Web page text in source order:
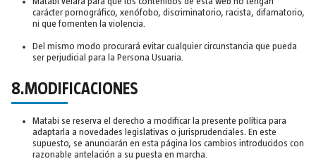
carácter pornográfico, xenófobo, discriminatorio, racista, difamatorio,
ni que fomenten la violencia.
Del mismo modo procurará evitar cualquier circunstancia que pueda
ser perjudicial para la Persona Usuaria.
8.MODIFICACIONES
Matabi se reserva el derecho a modificar la presente política para
adaptarla a novedades legislativas o jurisprudenciales. En este
supuesto, se anunciarán en esta página los cambios introducidos con
razonable antelación a su puesta en marcha.